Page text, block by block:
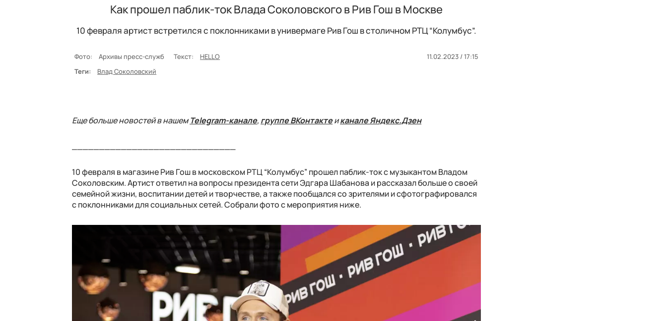
Как прошел паблик-ток Влада Соколовского в Рив Гош в Москве
10 февраля артист встретился с поклонниками в универмаге Рив Гош в столичном РТЦ “Колумбус”.
Фото: Архивы пресс-служб Текст: HELLO
11.02.2023 / 17:15
Теги:
Влад Соколовский
Еще больше новостей в нашемTelegram-канале, группе ВКонтактеиканале Яндекс.Дзен
10 февраля в магазине Рив Гош в московском РТЦ “Колумбус” прошел паблик-ток с музыкантом Владом
Соколовским. Артист ответил на вопросы президента сети Эдгара Шабанова и рассказал больше о своей
семейной жизни, воспитании детей и творчестве, а также пообщался со зрителями и сфотографировался
с поклонниками для социальных сетей. Собрали фото с мероприятия ниже.